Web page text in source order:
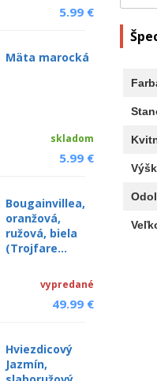
5.99 €
Mäta marocká
skladom
5.99 €
Bougainvillea,
oranžová,
ružová, biela
(Trojfare...
vypredané
49.99 €
Hviezdicový
Jazmín,